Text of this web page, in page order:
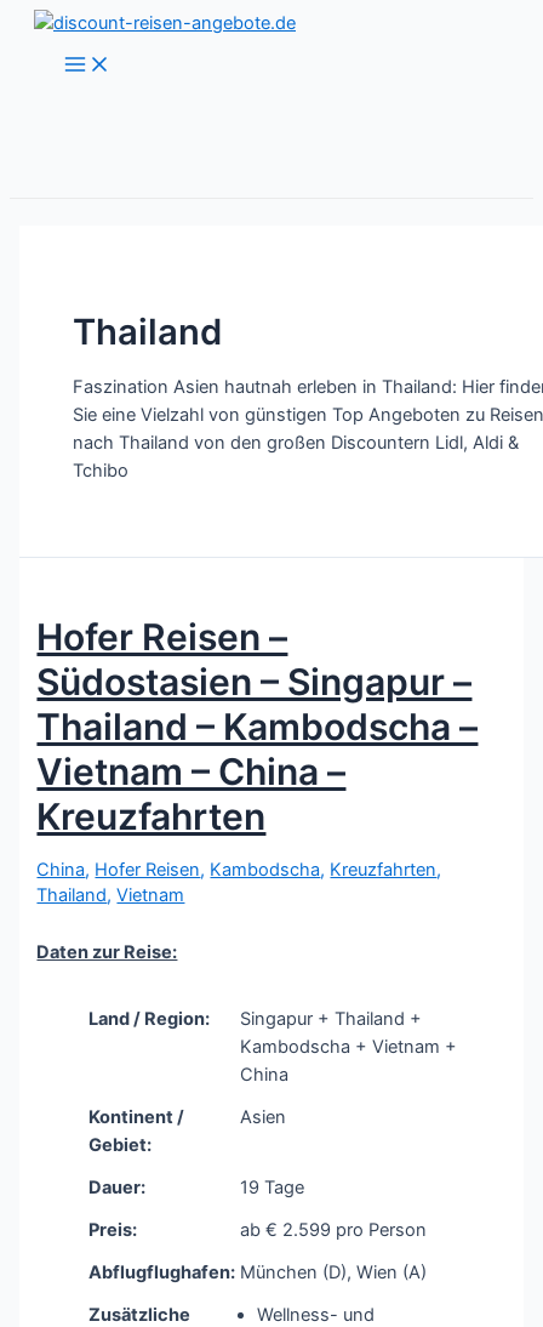
Zum
springen
Main
Menu
Thailand
Faszination Asien hautnah erleben in Thailand: Hier
Sie eine Vielzahl von günstigen Top Angeboten zu Reisen
nach Thailand von den großen Discountern Lidl, Aldi &
Tchibo
Hofer Reisen –
Südostasien – Singapur –
Thailand – Kambodscha –
Vietnam – China –
Kreuzfahrten
China, Hofer Reisen, Kambodscha, Kreuzfahrten,
Thailand,Vietnam
Daten zur Reise:
Land / Region:
Singapur + Thailand +
Kambodscha + Vietnam +
China
Kontinent /
Gebiet:
Asien
Dauer:
19 Tage
Preis:
ab € 2.599 pro Person
Abflugflughafen: München (D), Wien (A)
Zusätzliche
Wellness- und